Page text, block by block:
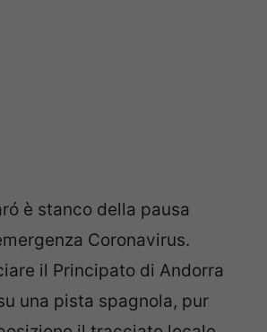
è stanco della pausa
Coronavirus.
il Principato di Andorra
una pista spagnola, pur